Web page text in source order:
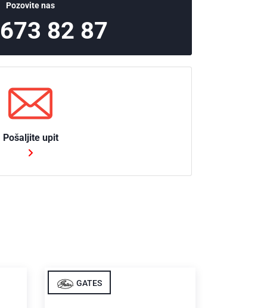
Pozovite nas
82 87
Pošaljite upit
GATES